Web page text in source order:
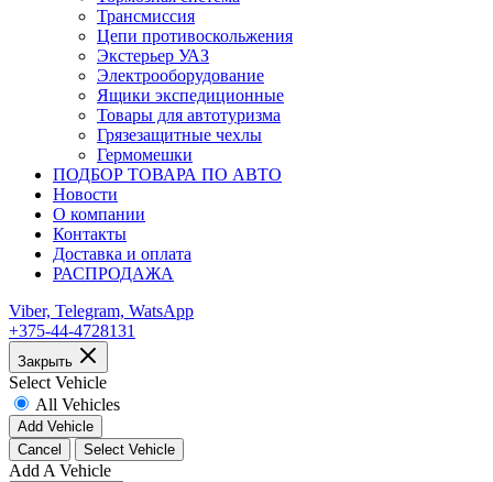
Трансмиссия
Цепи противоскольжения
Экстерьер УАЗ
Электрооборудование
Ящики экспедиционные
Товары для автотуризма
Грязезащитные чехлы
Гермомешки
ПОДБОР ТОВАРА ПО АВТО
Новости
О компании
Контакты
Доставка и оплата
РАСПРОДАЖА
Viber, Telegram, WatsApp
+375-44-4728131
Закрыть
Select Vehicle
All Vehicles
Add Vehicle
Cancel
Select Vehicle
Add A Vehicle